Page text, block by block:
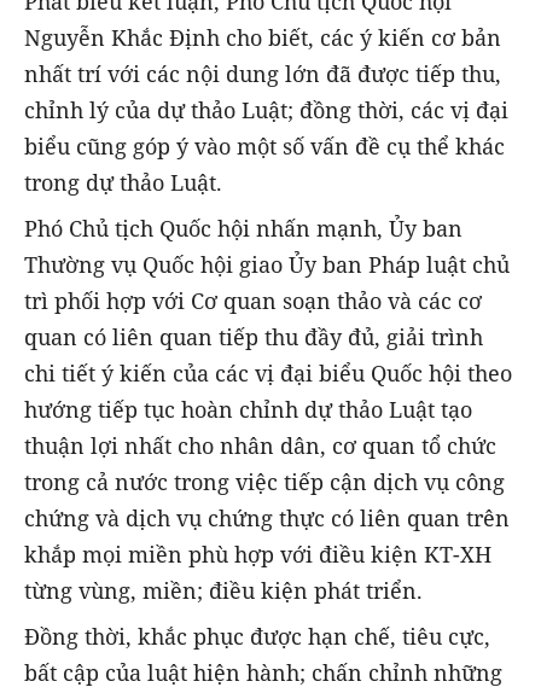
Nguyễn Khắc Định cho biết, các ý kiến cơ bản
nhất trí với các nội dung lớn đã được tiếp thu,
chỉnh lý của dự thảo Luật; đồng thời, các vị đại
biểu cũng góp ý vào một số vấn đề cụ thể khác
trong dự thảo Luật.
Phó Chủ tịch Quốc hội nhấn mạnh, Ủy ban
Thường vụ Quốc hội giao Ủy ban Pháp luật chủ
trì phối hợp với Cơ quan soạn thảo và các cơ
quan có liên quan tiếp thu đầy đủ, giải trình
chi tiết ý kiến của các vị đại biểu Quốc hội theo
hướng tiếp tục hoàn chỉnh dự thảo Luật tạo
thuận lợi nhất cho nhân dân, cơ quan tổ chức
trong cả nước trong việc tiếp cận dịch vụ công
chứng và dịch vụ chứng thực có liên quan trên
khắp mọi miền phù hợp với điều kiện KT-XH
từng vùng, miền; điều kiện phát triển.
Đồng thời, khắc phục được hạn chế, tiêu cực,
bất cập của luật hiện hành; chấn chỉnh những